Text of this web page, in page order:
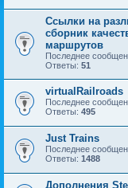
Ссылки на
сборник
маршрутов
Последнее
Ответы: 51
virtualRailroads
Последнее
Ответы: 495
Just Trains
Последнее
Ответы: 1488
Дополнения